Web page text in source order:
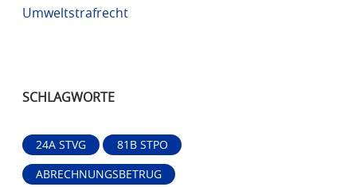
Umweltstrafrecht
SCHLAGWORTE
24A STVG
81B STPO
ABRECHNUNGSBETRUG